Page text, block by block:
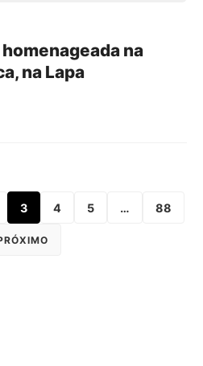
na
na Lapa
3 4 5 … 88